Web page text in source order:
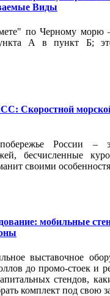
Виды
по Черному морю
А в пункт Б;
морской
России –
бесчисленные
своими
мобильные
выставочное
до промо-стоек и
стендов,
комплект под свою